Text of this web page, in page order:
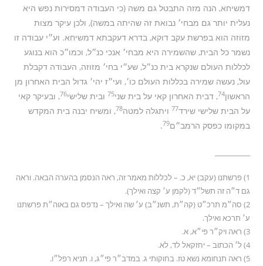
דמשיחא, הנה מזה התבטל גם משה (כי העבודה דמסירות נפש היא
נעלית יותר גם מבחי׳ נבואת זה שהיתה במשה), ולכן עיקר מצות
מזוזה הוא בפרשת עקב דוקא, בדרא דעקבתא דמשיחא. וע״י עבודה זו
נשמר כל הבית, שהשמירה היא מבחי׳ אנכי כנ״ל, וכמו״כ הוא בנוגע
לכללות העולם שנקרא בית כנ״ל, שע״י בחי׳ מזוזה, העבודה דקבלת
עול, נעשה שמירה בכללות העולם כו׳, ועי״ז יהי׳ גדול הבית האחרון מן
הראשון74, דבית האחרון קאי על בית שני75 ובית שלישי76, ובעיקר קאי
על הבית שלישי שירד77 ויתגלה למטה78, ומשיח יבנה בית המקדש
במקומו כפסק הרמב״ם79
.
1) פרשתנו (עקב) יא, כ. – לכללות מאמר זה, ראה הנסמן בהערה הבאה. וראה
גם ד״ה זה תשל״ד (לקמן ע׳ קצה ואילך).
2) סה״מ תרכ״ט (קה״ת, תשנ״ב) ע׳ שה ואילך – נדפס גם באוה״ת פרשתנו
ע׳ תרכא ואילך.
3) ראה ויק״ר פי״א, א.
4) ל׳ הכתוב – יחזקאל לד, לא.
5) ראה תנחומא נשא טז. בחוקותי ג. במדב״ר פי״ג, ו. תניא רפל״ו.